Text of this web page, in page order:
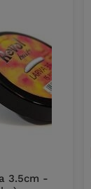
3.5cm -